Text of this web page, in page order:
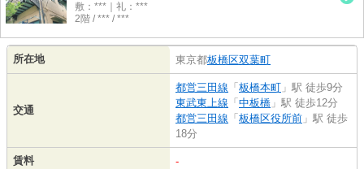
敷：***｜礼：***
2階 / *** / ***
所在地 東京都板橋区双葉町
交通
都営三田線 「 板橋本町 」駅 徒歩9分
東武東上線 「 中板橋 」駅 徒歩12分
都営三田線 「 板橋区役所前 」駅 徒歩
18分
賃料 -